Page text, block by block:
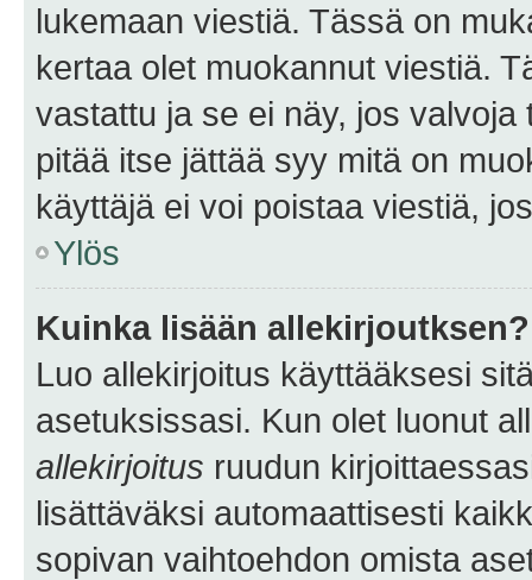
lukemaan viestiä. Tässä on
kertaa olet muokannut viestiä.
vastattu ja se ei näy, jos
pitää itse jättää syy mitä on
käyttäjä ei voi poistaa viestiä,
Ylös
Kuinka lisään allekirjoutksen?
Luo allekirjoitus käyttääksesi
asetuksissasi. Kun olet luonut
allekirjoitus ruudun
lisättäväksi automaattisesti
sopivan vaihtoehdon omista